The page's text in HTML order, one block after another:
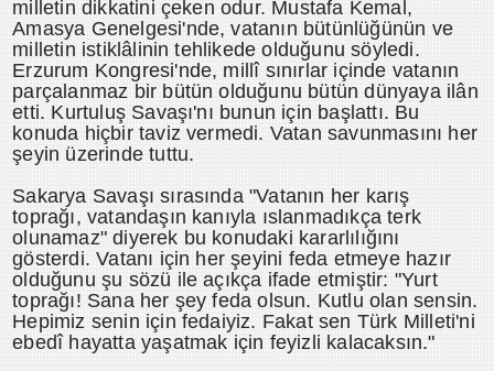
milletin dikkatini çeken odur. Mustafa Kemal,
Amasya Genelgesi'nde, vatanın bütünlüğünün ve
milletin istiklâlinin tehlikede olduğunu söyledi.
Erzurum Kongresi'nde, millî sınırlar içinde vatanın
parçalanmaz bir bütün olduğunu bütün dünyaya ilân
etti. Kurtuluş Savaşı'nı bunun için başlattı. Bu
konuda hiçbir taviz vermedi. Vatan savunmasını her
şeyin üzerinde tuttu.
Sakarya Savaşı sırasında "Vatanın her karış
toprağı, vatandaşın kanıyla ıslanmadıkça terk
olunamaz" diyerek bu konudaki kararlılığını
gösterdi. Vatanı için her şeyini feda etmeye hazır
olduğunu şu sözü ile açıkça ifade etmiştir: "Yurt
toprağı! Sana her şey feda olsun. Kutlu olan sensin.
Hepimiz senin için fedaiyiz. Fakat sen Türk Milleti'ni
ebedî hayatta yaşatmak için feyizli kalacaksın."